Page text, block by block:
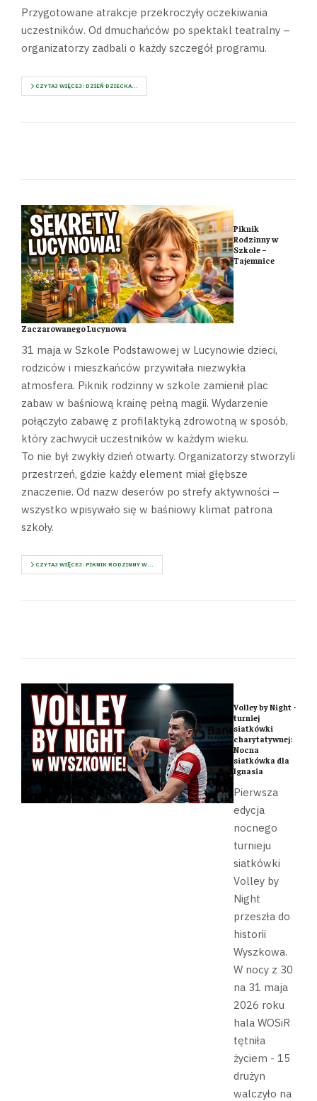
Przygotowane atrakcje przekroczyły oczekiwania
uczestników. Od dmuchańców po spektakl teatralny –
organizatorzy zadbali o każdy szczegół programu.
CZYTAJ WIĘCEJ: DZIEŃ DZIECKA...
Piknik
Rodzinny w
Szkole –
Tajemnice
Zaczarowanego Lucynowa
31 maja w Szkole Podstawowej w Lucynowie dzieci,
rodziców i mieszkańców przywitała niezwykła
atmosfera. Piknik rodzinny w szkole zamienił plac
zabaw w baśniową krainę pełną magii. Wydarzenie
połączyło zabawę z profilaktyką zdrowotną w sposób,
który zachwycił uczestników w każdym wieku.
To nie był zwykły dzień otwarty. Organizatorzy stworzyli
przestrzeń, gdzie każdy element miał głębsze
znaczenie. Od nazw deserów po strefy aktywności –
wszystko wpisywało się w baśniowy klimat patrona
szkoły.
CZYTAJ WIĘCEJ: PIKNIK RODZINNY W...
Volley by Night -
turniej
siatkówki
charytatywnej:
Nocna
siatkówka dla
Ignasia
Pierwsza
edycja
nocnego
turnieju
siatkówki
Volley by
Night
przeszła do
historii
Wyszkowa.
W nocy z 30
na 31 maja
2026 roku
hala WOSiR
tętniła
życiem - 15
drużyn
walczyło na